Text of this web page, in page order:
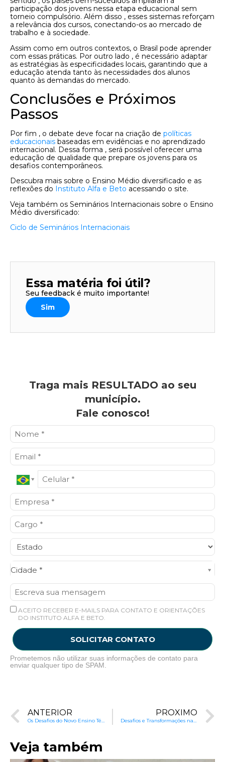
participação dos jovens nessa etapa educacional sem
torneio compulsório. Além disso , esses sistemas reforçam
a relevância dos cursos, conectando-os ao mercado de
trabalho e à sociedade.
Assim como em outros contextos, o Brasil pode aprender
com essas práticas. Por outro lado , é necessário adaptar
as estratégias às especificidades locais, garantindo que a
educação atenda tanto às necessidades dos alunos
quanto às demandas do mercado.
Conclusões e Próximos
Passos
Por fim , o debate deve focar na criação de políticas
educacionais baseadas em evidências e no aprendizado
internacional. Dessa forma , será possível oferecer uma
educação de qualidade que prepare os jovens para os
desafios contemporâneos.
Descubra mais sobre o Ensino Médio diversificado e as
reflexões do Instituto Alfa e Beto acessando o site.
Veja também os Seminários Internacionais sobre o Ensino
Médio diversificado:
Ciclo de Seminários Internacionais
Essa matéria foi útil?
Seu feedback é muito importante!
Sim
Traga mais RESULTADO ao seu
município.
Fale conosco!
Cidade *
Cidade*
ACEITO RECEBER E-MAILS PARA CONTATO E ORIENTAÇÕES
DO INSTITUTO ALFA E BETO.
SOLICITAR CONTATO
Prometemos não utilizar suas informações de contato para
enviar qualquer tipo de SPAM.
ANTERIOR PRÓXIMO
Veja também